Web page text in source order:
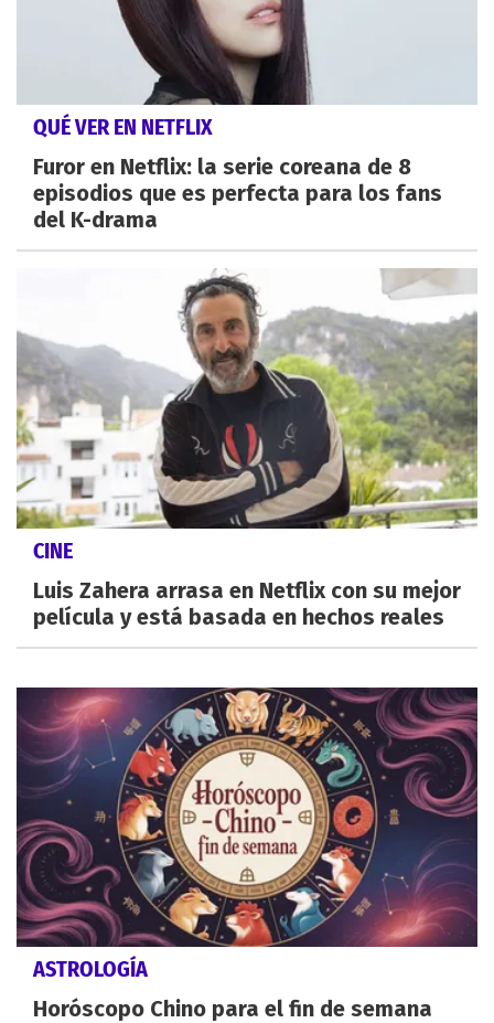
QUÉ VER EN NETFLIX
Furor en Netflix: la serie coreana de 8
episodios que es perfecta para los fans
del K-drama
CINE
Luis Zahera arrasa en Netflix con su mejor
película y está basada en hechos reales
ASTROLOGÍA
Horóscopo Chino para el fin de semana